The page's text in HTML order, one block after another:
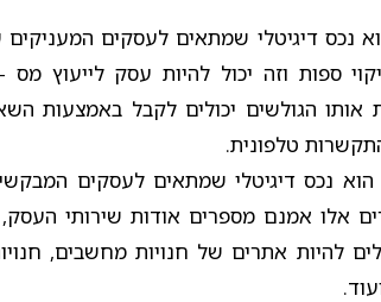
נכס דיגיטלי שמתאים לעסקים המעניקים
ספות וזה יכול להיות עסק לייעוץ
אותו הגולשים יכולים לקבל באמצעות
טלפונית.
הוא נכס דיגיטלי שמתאים לעסקים
אלו אמנם מספרים אודות שירותי
להיות אתרים של חנויות מחשבים,